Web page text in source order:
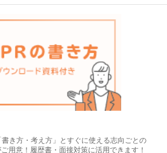
き方・考え方」とすぐに使える志向ごとの
用意！履歴書・面接対策に活用できます！